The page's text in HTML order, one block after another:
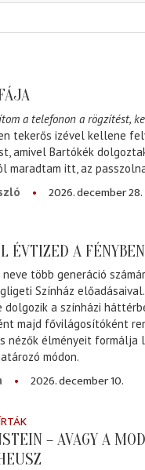
a telefonon a rögzítést,
tekerős izével kellene
amivel Bartókék
maradtam itt, az
2026. december 28.
ÉVTIZED A FÉNYBEN
több generáció
Színház
dolgozik a színházi
majd fővilágosítóként
nézők élményeit
módon.
2026. december 10.
– AVAGY A